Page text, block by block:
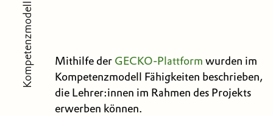
Kompetenzmodell Mithilfe der GECKO-Plattform wurden im
Kompetenzmodell Fähigkeiten beschrieben,
die Lehrer:innen im Rahmen des Projekts
erwerben können.